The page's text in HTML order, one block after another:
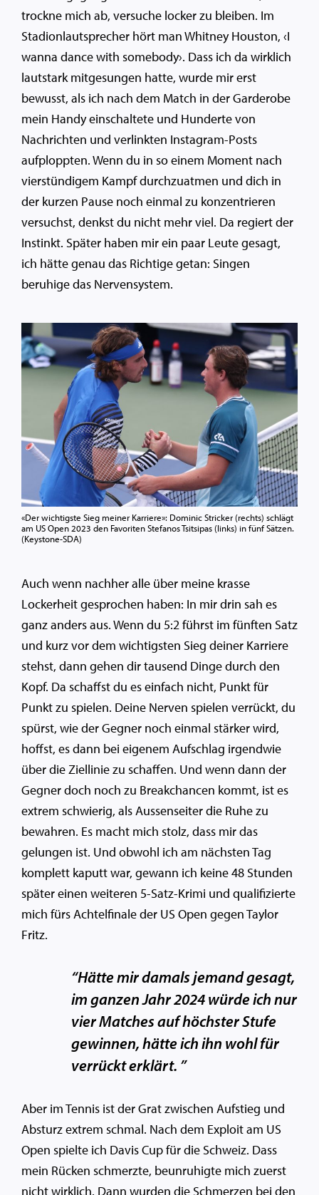
trockne mich ab, versuche locker zu bleiben. Im
Stadionlautsprecher hört man Whitney Houston, ‹I
wanna dance with somebody›. Dass ich da wirklich
lautstark mitgesungen hatte, wurde mir erst
bewusst, als ich nach dem Match in der Garderobe
mein Handy einschaltete und Hunderte von
Nachrichten und verlinkten Instagram-Posts
aufploppten. Wenn du in so einem Moment nach
vierstündigem Kampf durchzuatmen und dich in
der kurzen Pause noch einmal zu konzentrieren
versuchst, denkst du nicht mehr viel. Da regiert der
Instinkt. Später haben mir ein paar Leute gesagt,
ich hätte genau das Richtige getan: Singen
beruhige das Nervensystem.
«Der wichtigste Sieg meiner Karriere»: Dominic Stricker (rechts) schlägt
am US Open 2023 den Favoriten Stefanos Tsitsipas (links) in fünf Sätzen.
(Keystone-SDA)
Auch wenn nachher alle über meine krasse
Lockerheit gesprochen haben: In mir drin sah es
ganz anders aus. Wenn du 5:2 führst im fünften Satz
und kurz vor dem wichtigsten Sieg deiner Karriere
stehst, dann gehen dir tausend Dinge durch den
Kopf. Da schaffst du es einfach nicht, Punkt für
Punkt zu spielen. Deine Nerven spielen verrückt, du
spürst, wie der Gegner noch einmal stärker wird,
hoffst, es dann bei eigenem Aufschlag irgendwie
über die Ziellinie zu schaffen. Und wenn dann der
Gegner doch noch zu Breakchancen kommt, ist es
extrem schwierig, als Aussenseiter die Ruhe zu
bewahren. Es macht mich stolz, dass mir das
gelungen ist. Und obwohl ich am nächsten Tag
komplett kaputt war, gewann ich keine 48 Stunden
später einen weiteren 5-Satz-Krimi und qualifizierte
mich fürs Achtelfinale der US Open gegen Taylor
Fritz.
“Hätte mir damals jemand gesagt,
im ganzen Jahr 2024 würde ich nur
vier Matches auf höchster Stufe
gewinnen, hätte ich ihn wohl für
verrückt erklärt. ”
Aber im Tennis ist der Grat zwischen Aufstieg und
Absturz extrem schmal. Nach dem Exploit am US
Open spielte ich Davis Cup für die Schweiz. Dass
mein Rücken schmerzte, beunruhigte mich zuerst
nicht wirklich. Dann wurden die Schmerzen bei den